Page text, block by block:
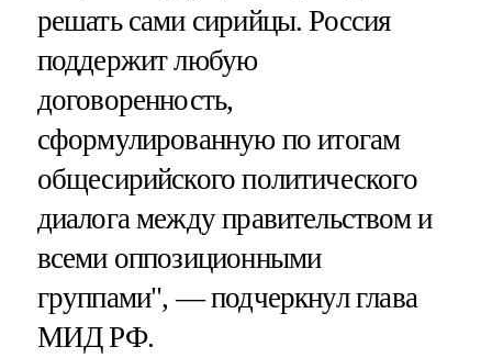
решать сами сирийцы. Россия
поддержит любую
договоренность,
сформулированную по итогам
общесирийского политического
диалога между правительством и
всеми оппозиционными
группами", — подчеркнул глава
МИД РФ.